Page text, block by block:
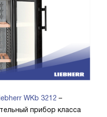
WKb 3212 –
прибор класса